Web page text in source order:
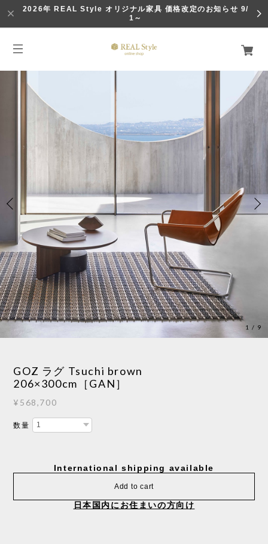
2026年 REAL Style オリジナル家具 価格改定のお知らせ 9/
1～
1 / 9
GOZ ラグ Tsuchi brown
206×300cm［GAN］
¥568,700
数量
International shipping available
Add to cart
日本国内にお住まいの方向け